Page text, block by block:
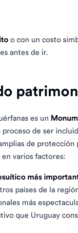
o con un costo
antes de ir.
es un
proceso de ser
de protección
varios factores:
más
países de la
más
que Uruguay